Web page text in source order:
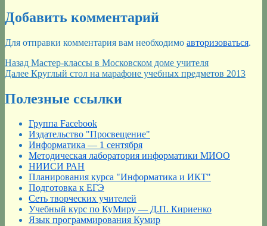
Добавить комментарий
Для отправки комментария вам необходимо авторизоваться.
Навигация
по
записям
Назад Предыдущая
запись:
Мастер-классы в Московском доме учителя
Далее Следующая
Круглый стол на марафоне учебных предметов 2013
Полезные ссылки
Группа Facebook
Издательство "Просвещение"
Информатика — 1 сентября
Методическая лаборатория информатики МИОО
НИИСИ РАН
Планирования курса "Информатика и ИКТ"
Подготовка к ЕГЭ
Сеть творческих учителей
Учебный курс по КуМиру — Д.П. Кириенко
Язык программирования Кумир